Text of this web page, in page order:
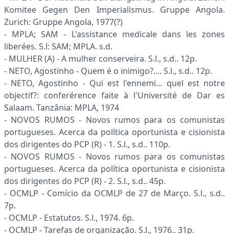
Komitee Gegen Den Imperialismus. Gruppe Angola.
Zurich: Gruppe Angola, 1977(?)
- MPLA; SAM - L'assistance medicale dans les zones
liberées. S.l: SAM; MPLA. s.d.
- MULHER (A) - A mulher conserveira. S.l., s.d.. 12p.
- NETO, Agostinho - Quem é o inimigo?.... S.l., s.d.. 12p.
- NETO, Agostinho - Qui est l'ennemi... quel est notre
objectif?: conferérence faite à l'Université de Dar es
Salaam. Tanzânia: MPLA, 1974
- NOVOS RUMOS - Novos rumos para os comunistas
portugueses. Acerca da política oportunista e cisionista
dos dirigentes do PCP (R) - 1. S.l., s.d.. 110p.
- NOVOS RUMOS - Novos rumos para os comunistas
portugueses. Acerca da política oportunista e cisionista
dos dirigentes do PCP (R) - 2. S.l., s.d.. 45p.
- OCMLP - Comício da OCMLP de 27 de Março. S.l., s.d..
7p.
- OCMLP - Estatutos. S.l., 1974. 6p.
- OCMLP - Tarefas de organização. S.l., 1976.. 31p.